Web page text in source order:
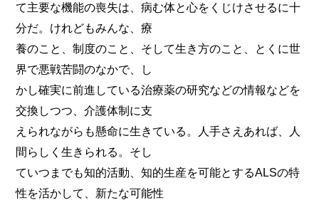
て主要な機能の喪失は、病む体と心をくじけさせるに十
分だ。けれどもみんな、療
養のこと、制度のこと、そして生き方のこと、とくに世
界で悪戦苦闘のなかで、し
かし確実に前進している治療薬の研究などの情報などを
交換しつつ、介護体制に支
えられながらも懸命に生きている。人手さえあれば、人
間らしく生きられる。そし
ていつまでも知的活動、知的生産を可能とするALSの特
性を活かして、新たな可能性